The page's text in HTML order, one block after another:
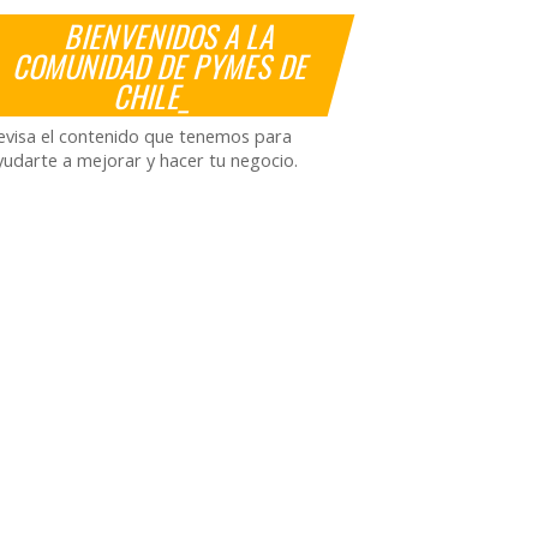
BIENVENIDOS A LA
COMUNIDAD DE PYMES DE
CHILE_
el contenido que tenemos para
a mejorar y hacer tu negocio.